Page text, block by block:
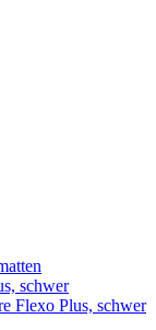
schwer
Flexo Plus, schwer